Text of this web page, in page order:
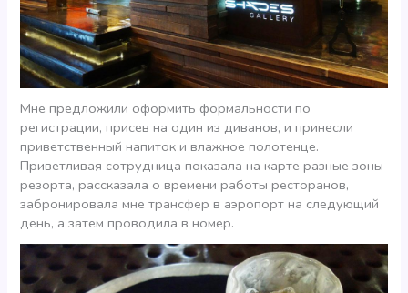
Мне предложили оформить формальности по
регистрации, присев на один из диванов, и принесли
приветственный напиток и влажное полотенце.
Приветливая сотрудница показала на карте разные зоны
резорта, рассказала о времени работы ресторанов,
забронировала мне трансфер в аэропорт на следующий
день, а затем проводила в номер.